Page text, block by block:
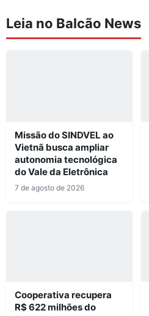
Leia no Balcão News
Missão do SINDVEL ao
Vietnã busca ampliar
autonomia tecnológica
do Vale da Eletrônica
7 de agosto de 2026
Cooperativa recupera
R$ 622 milhões do